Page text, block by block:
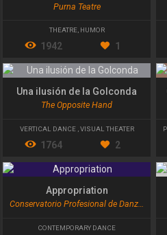
Purna Teatre
THEATRE, HUMOR
1942 1
Una ilusión de la Golconda
The Opposite Hand
VERTICAL DANCE VISUAL THEATER
1764 2
Appropriation
CONTEMPORARY DANCE